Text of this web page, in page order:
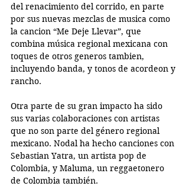
del renacimiento del corrido, en parte
por sus nuevas mezclas de musica como
la cancion “Me Deje Llevar”, que
combina música regional mexicana con
toques de otros generos tambien,
incluyendo banda, y tonos de acordeon y
rancho.
Otra parte de su gran impacto ha sido
sus varias colaboraciones con artistas
que no son parte del género regional
mexicano. Nodal ha hecho canciones con
Sebastian Yatra, un artista pop de
Colombia, y Maluma, un reggaetonero
de Colombia también.